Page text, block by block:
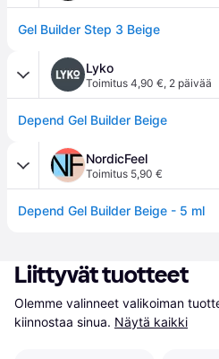
Gel Builder Step 3 Beige
Lyko
Toimitus 4,90 €, 2 päivää
Depend Gel Builder Beige
NordicFeel
Toimitus 5,90 €
Depend Gel Builder Beige - 5 ml
Liittyvät tuotteet
Olemme valinneet valikoiman
kiinnostaa sinua. Näytä kaikki